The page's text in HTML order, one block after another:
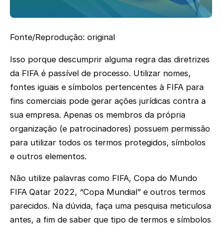
Fonte/Reprodução: original
Isso porque descumprir alguma regra das diretrizes
da FIFA é passível de processo. Utilizar nomes,
fontes iguais e símbolos pertencentes à FIFA para
fins comerciais pode gerar ações jurídicas contra a
sua empresa. Apenas os membros da própria
organização (e patrocinadores) possuem permissão
para utilizar todos os termos protegidos, símbolos
e outros elementos.
Não utilize palavras como FIFA, Copa do Mundo
FIFA Qatar 2022, “Copa Mundial” e outros termos
parecidos. Na dúvida, faça uma pesquisa meticulosa
antes, a fim de saber que tipo de termos e símbolos